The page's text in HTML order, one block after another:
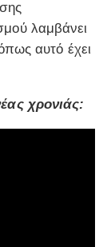
λαμβάνει
αυτό έχει
χρονιάς: